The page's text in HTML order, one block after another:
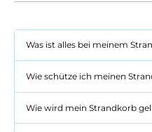
Was ist alles bei meinem
Wie schütze ich meinen
Wie wird mein Strandkorb